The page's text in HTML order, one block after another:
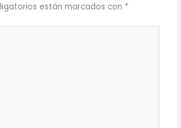
están marcados con *